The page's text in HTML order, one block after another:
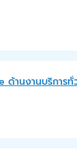
านงานบริการทั่